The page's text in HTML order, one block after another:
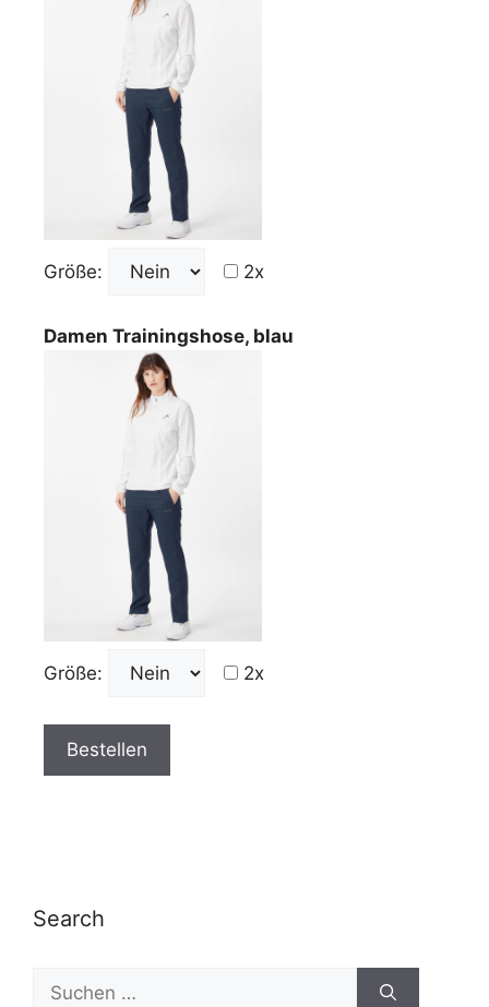
Größe: 2x
Damen Trainingshose, blau
Größe: 2x
Search